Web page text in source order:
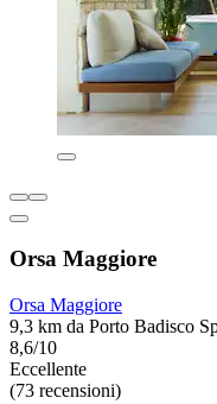
Orsa Maggiore
Orsa Maggiore
9,3 km da Porto Badisco
8,6/10
Eccellente
(73 recensioni)